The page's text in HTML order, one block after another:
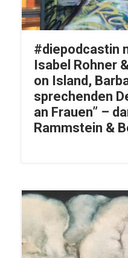
#diepodcastin
Isabel Rohner
on Island,
sprechenden
an Frauen” –
Rammstein &